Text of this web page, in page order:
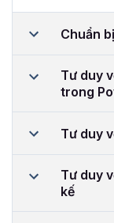
Chuẩn
Tư duy
trong
Tư duy
Tư duy
kế